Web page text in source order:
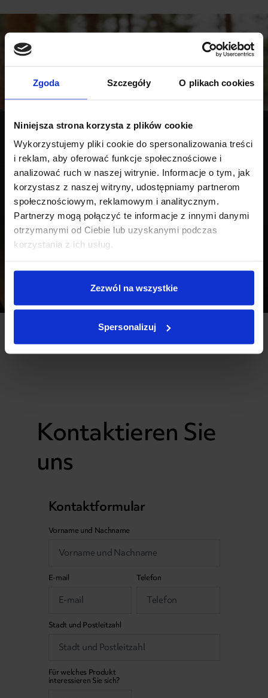
Zgoda Szczegóły O plikach cookies
Niniejsza strona korzysta z plików cookie
Wykorzystujemy pliki cookie do spersonalizowania treści
i reklam, aby oferować funkcje społecznościowe i
analizować ruch w naszej witrynie. Informacje o tym, jak
korzystasz z naszej witryny, udostępniamy partnerom
społecznościowym, reklamowym i analitycznym.
Partnerzy mogą połączyć te informacje z innymi danymi
otrzymanymi od Ciebie lub uzyskanymi podczas
korzystania z ich usług.
Zezwól na wszystkie
Spersonalizuj
Kontaktieren Sie
uns
Kontaktformular
Vorname und Nachname
E-mail Telefon
Stadt und Postleitzahl
Für welches Produkt
interessieren Sie sich?